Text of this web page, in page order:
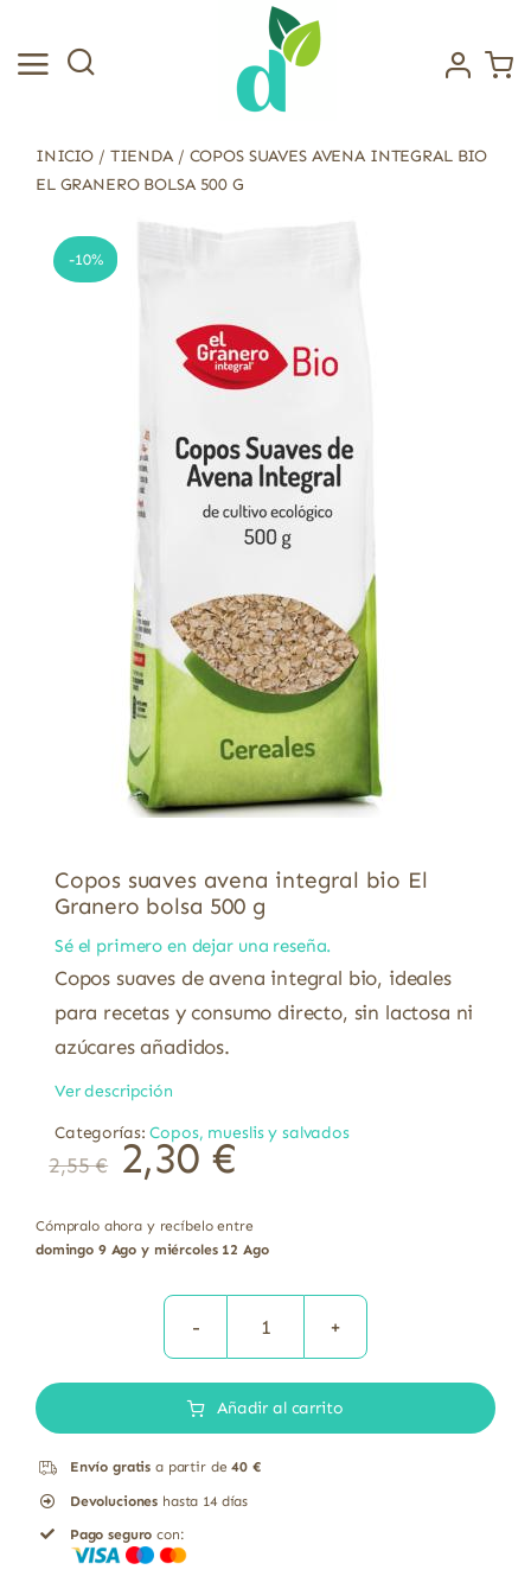
contenido
INICIO / TIENDA/ COPOS SUAVES AVENA INTEGRAL BIO
EL GRANERO BOLSA 500 G
-10%
Copos suaves avena integral bio El
Granero bolsa 500 g
Sé el primero en dejar una reseña.
Copos suaves de avena integral bio, ideales
para recetas y consumo directo, sin lactosa ni
azúcares añadidos.
Ver descripción
Categorías:Copos, mueslis y salvados
2,55€ 2,30 €
Cómpralo ahora y recíbelo entre
domingo 9 Ago y miércoles 12 Ago
Copos
avena
Añadir al carrito
Envío gratis a partir de40 €
Devoluciones hasta 14 días
Pago seguro con: